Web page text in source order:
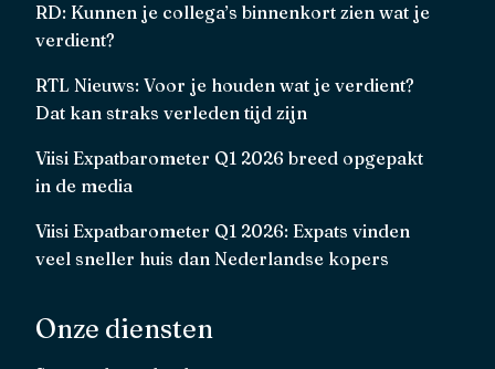
RD: Kunnen je collega’s binnenkort zien wat je
verdient?
RTL Nieuws: Voor je houden wat je verdient?
Dat kan straks verleden tijd zijn
Viisi Expatbarometer Q1 2026 breed opgepakt
in de media
Viisi Expatbarometer Q1 2026: Expats vinden
veel sneller huis dan Nederlandse kopers
Onze diensten